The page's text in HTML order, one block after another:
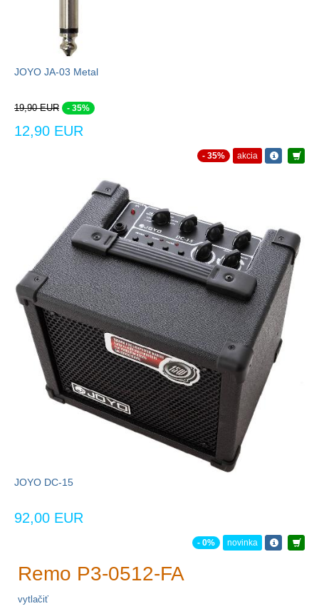
JOYO JA-03 Metal
19,90 EUR - 35%
12,90 EUR
- 35% akcia
JOYO DC-15
92,00 EUR
- 0% novinka
Remo P3-0512-FA
vytlačiť